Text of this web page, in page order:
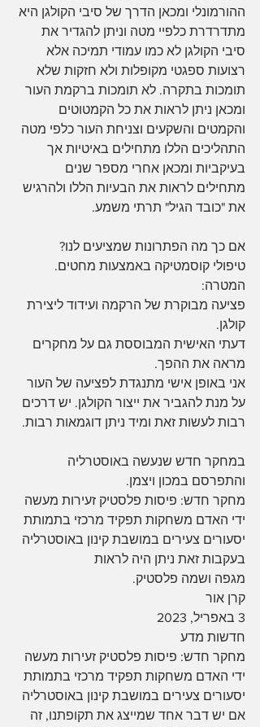
ההורמונלי ומכאן הדרך של סיבי הקולגן היא
מתדרדרת כלפיי מטה וניתן להגדיר את
סיבי הקולגן לא כמו עמודי תמיכה אלא
רצועות ספגטי מקופלות ולא חזקות שלא
תומכות בתקרה. לא תומכות ברקמת העור
ומכאן ניתן לראות את כל הקמטוטים
והקמטים והשקעים וצניחת העור כלפי מטה
התהליכים הללו מתחילים באיטיות אך
בעיקביות ומכאן אחרי מספר שנים
מתחילים לראות את הבעיות הללו ולהרגיש
את "כובד הגיל" תרתי משמע.
אם כך מה הפתרונות שמציעים לנו?
טיפולי קוסמטיקה באמצעות מחטים.
המטרה:
פציעה מבוקרת של הרקמה ועידוד ליצירת
קולגן.
דעתי האישית המבוססת גם על מחקרים
מראה את ההפך.
אני באופן אישי מתנגדת לפציעה של העור
על מנת להגביר את ייצור הקולגן. יש דרכים
רבות לעשות זאת ומיד ניתן דוגמאות רבות.
במחקר חדש שנעשה באוסטרליה
והתפרסם במכון ויצמן.
מחקר חדש: פיסות פלסטיק זעירות מעשה
ידי האדם משחקות תפקיד מרכזי בתמותת
יסעורים צעירים במושבת קינון באוסטרליה
בעקבות זאת ניתן היה לראות
מגפה ושמה פלסטיק.
קרן אור
3 באפריל, 2023
חדשות מדע
מחקר חדש: פיסות פלסטיק זעירות מעשה
ידי האדם משחקות תפקיד מרכזי בתמותת
יסעורים צעירים במושבת קינון באוסטרליה
אם יש דבר אחד שמייצג את תקופתנו, זה